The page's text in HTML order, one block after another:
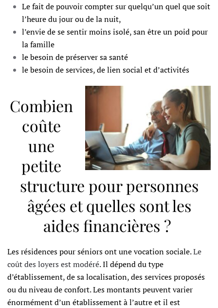
Le fait de pouvoir compter sur quelqu’un quel que soit
l’heure du jour ou de la nuit,
l’envie de se sentir moins isolé, san être un poid pour
la famille
le besoin de préserver sa santé
le besoin de services, de lien social et d’activités
Combien
coûte
une
petite
structure pour personnes
âgées et quelles sont les
aides financières ?
Les résidences pour séniors ont une vocation sociale.Le
coût des loyers est modéré. Il dépend du type
d’établissement, de sa localisation, des services proposés
ou du niveau de confort. Les montants peuvent varier
énormément d’un établissement à l’autre et il est